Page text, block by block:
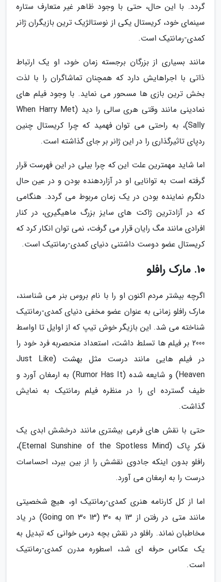
گردد. با این حال، حتی با وجود ظاهر غیر متعارف ستاره
سینمای خود، کریستال یکی از نوستالژیک ترین بازیگران ژانر
کمدی-رمانتیک است.
مانند بسیاری از بزرگان برجسته زمان خود، او یک ارتباط
ذاتی با اجراهایش دارد که همچنان تماشاگران را با لذت
بخش ترین بازی ها مسحور می نماید. با وجود فیلم های
نمادینی مانند وقتی هری سالی را دید (When Harry Met
Sally)، به راحتی می توان فهمید که چرا کریستال چنین
ردپای تاثیرگذاری را در این ژانر بر جای گذاشته است.
اما شاید مهمترین علت این که چرا بیلی در این فهرست قرار
گرفته است به توانایی او در آزاردهنده بودن و در عین حال
دلگرم نماینده بودن در یک زمان مربوط می گردد. هنگامی
که در آزادترین ژاکت های سایز بزرگ ماهیگیری، در کنار
افرادی مانند مگ رایان قرار می گرفت، نمی توان انکار کرد که
کریستال عضو دوست داشتنی دنیای کمدی-رمانتیک است.
10. مارک رافلو
اگرچه بیشتر مردم اکنون او را با نام بروس بنر می شناسند،
مارک رافلو زمانی به عنوان عضو مخفی دنیای کمدی-رمانتیک
شناخته می شد. این بازیگر خوش تیپ که از اوایل تا اواسط
2000 بر فیلم ها تسلط داشت، استعداد منحصربه فرد خود را
در فیلم هایی مانند درست مثل بهشت (Just Like
Heaven) و شایعه شده (Rumor Has It) به ارمغان آورد و
طیف گسترده ای را در منظره فیلم رمانتیک به نمایش
گذاشت.
حتی با نقش های فرعی بیشتری مانند درخشش ابدی یک
فکر پاک (Eternal Sunshine of the Spotless Mind)،
رافلو بدون اینکه جادوی نقشش را از بین ببرد، احساسات
درست را به ارمغان می آورد.
اما از کل کارنامه هنری کمدی-رمانتیک او، هیچ شخصیتی
مانند متی در رفتن از 13 به 30 (13 Going on 30) در یاد
مخاطبان نماند. رافلو در نقش بچه درس خوانی که تبدیل به
یک عکاس حرفه ای شد، اسطوره مدرن کمدی-رمانتیک
است.